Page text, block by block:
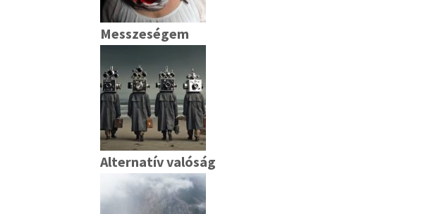
Messzeségem
Alternatív valóság